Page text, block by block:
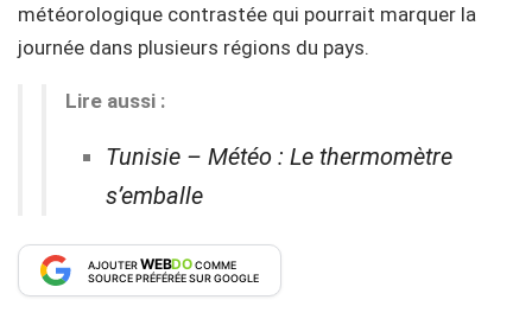
météorologique contrastée qui pourrait marquer la
journée dans plusieurs régions du pays.
Lire aussi :
Tunisie – Météo : Le thermomètre
s’emballe
AJOUTERWEBDOCOMME
SOURCE PRÉFÉRÉE SUR GOOGLE